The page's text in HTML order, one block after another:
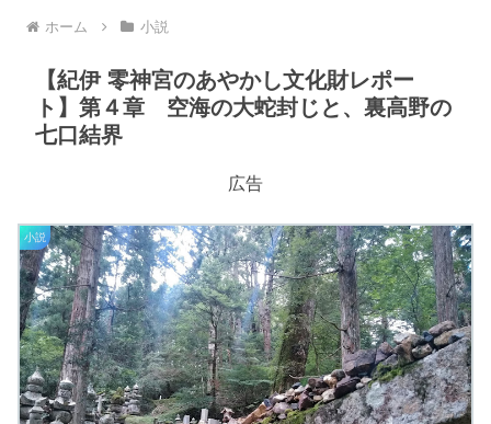
ホーム 小説
【紀伊 零神宮のあやかし文化財レポー
ト】第４章 空海の大蛇封じと、裏高野の
七口結界
広告
小説